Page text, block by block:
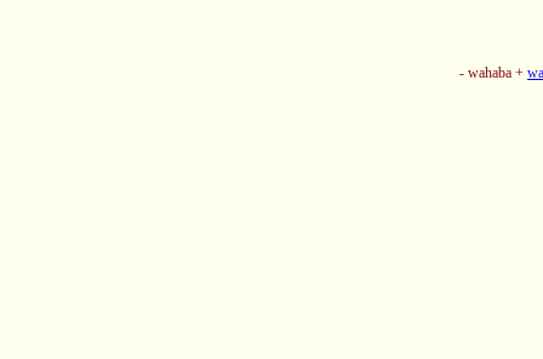
- wahaba +